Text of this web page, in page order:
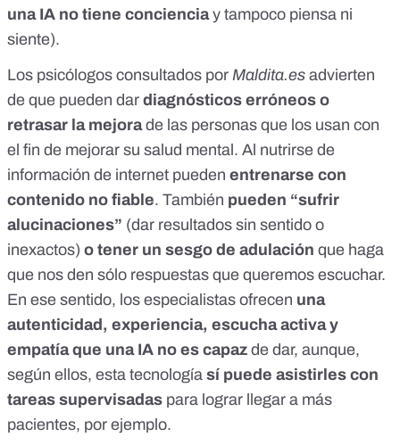
una IA no tiene concienciay tampoco piensa ni
siente).
Los psicólogos consultados por Maldita.es advierten
de que pueden dar diagnósticos erróneos o
retrasar la mejorade las personas que los usan con
el fin de mejorar su salud mental. Al nutrirse de
información de internet pueden entrenarse con
contenido no fiable. También pueden “sufrir
alucinaciones” (dar resultados sin sentido o
inexactos) o tener un sesgo de adulación que haga
que nos den sólo respuestas que queremos escuchar.
En ese sentido, los especialistas ofrecen una
autenticidad, experiencia, escucha activa y
empatía que una IA no es capaz de dar, aunque,
según ellos, esta tecnología sí puede asistirles con
tareas supervisadas para lograr llegar a más
pacientes, por ejemplo.